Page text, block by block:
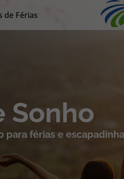
de Férias
Sonho
para férias e